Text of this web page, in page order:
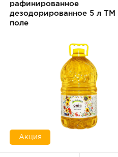
рафинированное
дезодорированное 5 л ТМ
поле
Акция